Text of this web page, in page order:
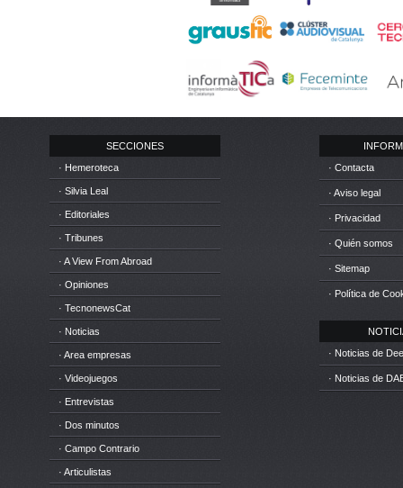
SECCIONES
· Hemeroteca
· Silvia Leal
· Editoriales
· Tribunes
· A View From Abroad
· Opiniones
· TecnonewsCat
· Noticias
· Area empresas
· Videojuegos
· Entrevistas
· Dos minutos
· Campo Contrario
· Articulistas
· Contacta
· Aviso legal
· Privacidad
· Quién somos
· Sitemap
· Política de
· Noticias de
· Noticias de